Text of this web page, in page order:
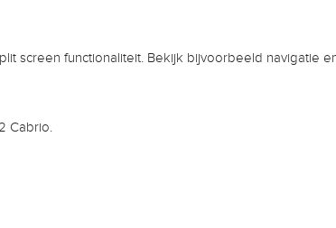
screen functionaliteit. Bekijk bijvoorbeeld navigatie
Cabrio.